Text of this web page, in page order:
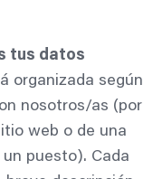
tus datos
organizada según
nosotros/as (por
web o de una
puesto). Cada